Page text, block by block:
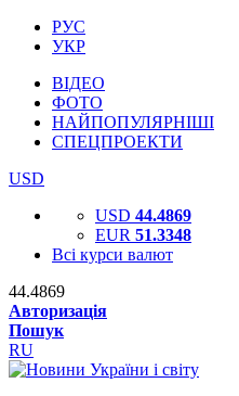
РУС
УКР
ВІДЕО
ФОТО
НАЙПОПУЛЯРНІШІ
СПЕЦПРОЕКТИ
USD
USD 44.4869
EUR 51.3348
Всі курси валют
44.4869
Авторизація
Пошук
RU